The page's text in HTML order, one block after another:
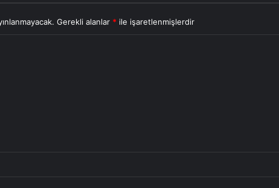
Gerekli alanlar * ile işaretlenmişlerdir